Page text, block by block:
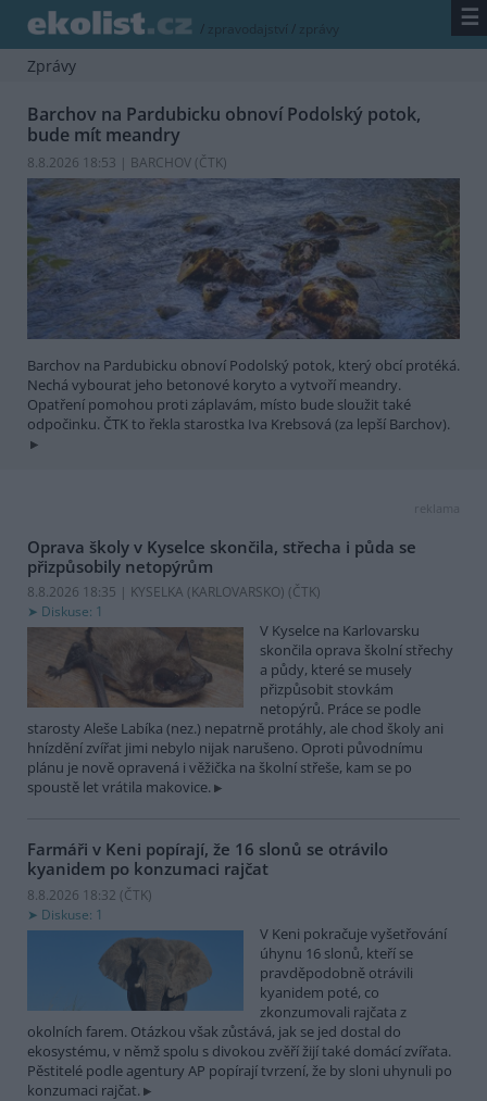
/ zpravodajství / zprávy ☰
Zprávy
Barchov na Pardubicku obnoví Podolský potok,
bude mít meandry
8.8.2026 18:53 | BARCHOV (ČTK)
Barchov na Pardubicku obnoví Podolský potok, který obcí protéká.
Nechá vybourat jeho betonové koryto a vytvoří meandry.
Opatření pomohou proti záplavám, místo bude sloužit také
odpočinku. ČTK to řekla starostka Iva Krebsová (za lepší Barchov).
reklama
Oprava školy v Kyselce skončila, střecha i půda se
přizpůsobily netopýrům
8.8.2026 18:35 | KYSELKA (KARLOVARSKO) (ČTK)
Diskuse: 1
V Kyselce na Karlovarsku
skončila oprava školní střechy
a půdy, které se musely
přizpůsobit stovkám
netopýrů. Práce se podle
starosty Aleše Labíka (nez.) nepatrně protáhly, ale chod školy ani
hnízdění zvířat jimi nebylo nijak narušeno. Oproti původnímu
plánu je nově opravená i věžička na školní střeše, kam se po
spoustě let vrátila makovice.
Farmáři v Keni popírají, že 16 slonů se otrávilo
kyanidem po konzumaci rajčat
8.8.2026 18:32 (ČTK)
Diskuse: 1
V Keni pokračuje vyšetřování
úhynu 16 slonů, kteří se
pravděpodobně otrávili
kyanidem poté, co
zkonzumovali rajčata z
okolních farem. Otázkou však zůstává, jak se jed dostal do
ekosystému, v němž spolu s divokou zvěří žijí také domácí zvířata.
Pěstitelé podle agentury AP popírají tvrzení, že by sloni uhynuli po
konzumaci rajčat.